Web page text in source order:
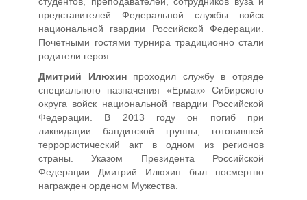
представителей Федеральной службы войск
национальной гвардии Российской Федерации.
Почетными гостями турнира традиционно стали
родители героя.
Дмитрий Илюхинпроходил службу в отряде
специального назначения «Ермак» Сибирского
округа войск национальной гвардии Российской
Федерации. В 2013 году он погиб при
ликвидации бандитской группы, готовившей
террористический акт в одном из регионов
страны. Указом Президента Российской
Федерации Дмитрий Илюхин был посмертно
награжден орденом Мужества.